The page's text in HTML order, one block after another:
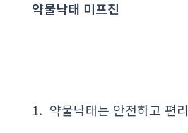
약물낙태 미프진
1. 약물낙태는 안전하고 편